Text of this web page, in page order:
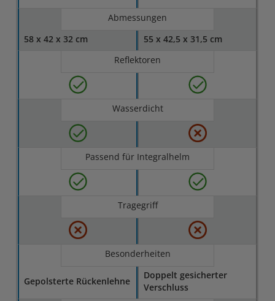
Abmessungen
58 x 42 x 32 cm
55 x 42,5 x 31,5 cm
Reflektoren
Wasserdicht
Passend für Integralhelm
Tragegriff
Besonderheiten
Gepolsterte Rückenlehne
Doppelt gesicherter
Verschluss